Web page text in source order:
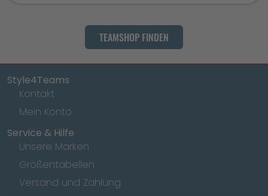
TEAMSHOP FINDEN
Style4Teams
Kontakt
Mein Konto
Service & Hilfe
Unsere Marken
Größentabellen
Versand und Zahlung